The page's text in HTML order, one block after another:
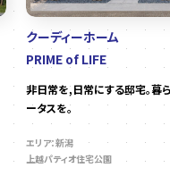
クーディーホーム
PRIME of LIFE
非日常を,日常にする邸宅。暮
ータスを。
エリア：新潟
上越パティオ住宅公園